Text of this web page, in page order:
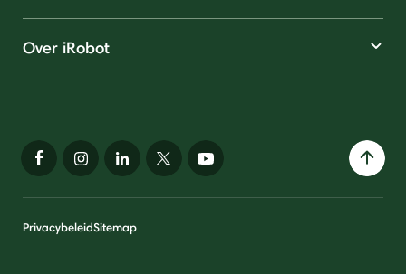
Over iRobot
PrivacybeleidSitemap